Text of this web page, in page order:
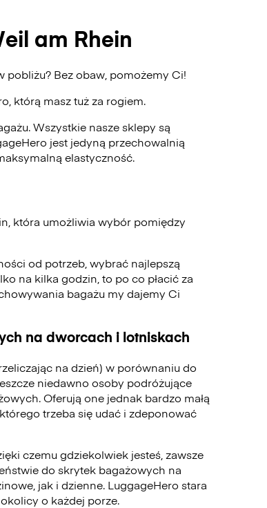
am Rhein
pobliżu? Bez obaw, pomożemy Ci!
, którą masz tuż za rogiem.
Wszystkie nasze sklepy są
jest jedyną przechowalnią
elastyczność.
która umożliwia wybór pomiędzy
od potrzeb, wybrać najlepszą
na kilka godzin, to po co płacić za
bagażu my dajemy Ci
na dworcach i lotniskach
na dzień) w porównaniu do
niedawno osoby podróżujące
Oferują one jednak bardzo małą
trzeba się udać i zdeponować
czemu gdziekolwiek jesteś, zawsze
do skrytek bagażowych na
jak i dzienne. LuggageHero stara
o każdej porze.